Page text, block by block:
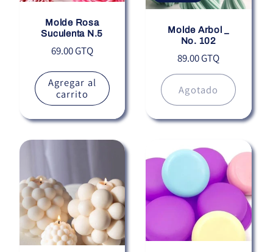
Molde Rosa
Suculenta N.5
Precio
69.00 GTQ
Agregar al
carrito
Molde Arbol _
No. 102
Precio
habitual
89.00 GTQ
Agotado